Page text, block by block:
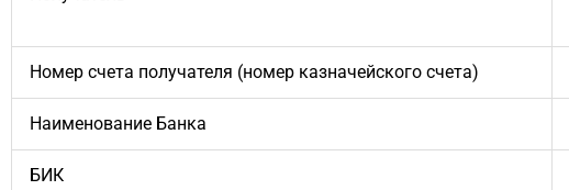
Номер счета получателя (номер казначейского счета)
Наименование Банка
БИК